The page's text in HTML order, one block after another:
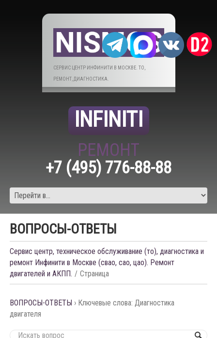
СЕРВИС ЦЕНТР ИНФИНИТИ В МОСКВЕ. ТО,
РЕМОНТ, ДИАГНОСТИКА.
INFINITI
РЕМОНТ
+7 (495) 776-88-88
ВОПРОСЫ-ОТВЕТЫ
Сервис центр, техническое обслуживание (то), диагностика и
ремонт Инфинити в Москве (свао, сао, цао). Ремонт
двигателей и АКПП.
Страница
ВОПРОСЫ-ОТВЕТЫ › Ключевые слова: Диагностика
двигателя